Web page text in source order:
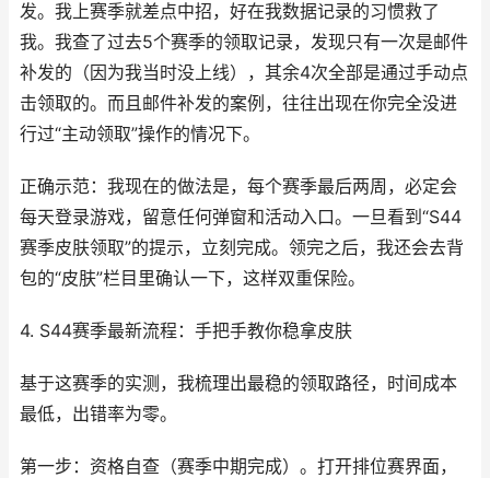
发。我上赛季就差点中招，好在我数据记录的习惯救了
我。我查了过去5个赛季的领取记录，发现只有一次是邮件
补发的（因为我当时没上线），其余4次全部是通过手动点
击领取的。而且邮件补发的案例，往往出现在你完全没进
行过“主动领取”操作的情况下。
正确示范：我现在的做法是，每个赛季最后两周，必定会
每天登录游戏，留意任何弹窗和活动入口。一旦看到“S44
赛季皮肤领取”的提示，立刻完成。领完之后，我还会去背
包的“皮肤”栏目里确认一下，这样双重保险。
4. S44赛季最新流程：手把手教你稳拿皮肤
基于这赛季的实测，我梳理出最稳的领取路径，时间成本
最低，出错率为零。
第一步：资格自查（赛季中期完成）。打开排位赛界面，